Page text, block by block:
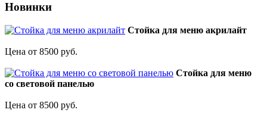
Новинки
Стойка для меню акрилайт
Цена от 8500 руб.
Стойка для меню
со световой панелью
Цена от 8500 руб.